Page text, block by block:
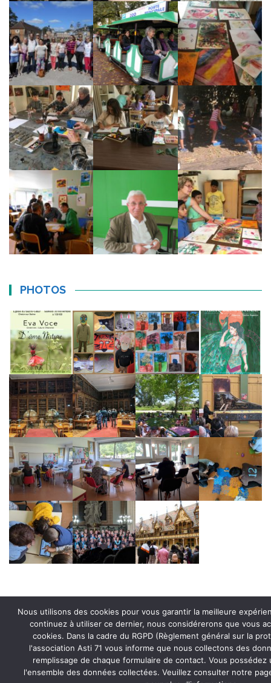
PHOTOS
Derniers articles
Nous utilisons des cookies pour vous garantir la meilleure
continuez à utiliser ce dernier, nous considérerons que vous
cookies. Dans la cadre du RGPD (Règlement général sur la
l'association Asti 71 vous informe que nous collectons des
remplissage de chaque formulaire de contact. Vous
l'ensemble des données collectées. Veuillez consulter notre